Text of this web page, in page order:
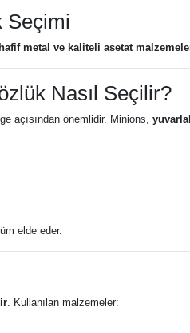
Seçimi
metal ve kaliteli asetat
Nasıl Seçilir?
açısından önemlidir. Minions,
elde eder.
. Kullanılan malzemeler: